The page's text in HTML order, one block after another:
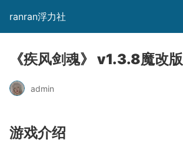
ranran浮力社
《疾风剑魂》 v1.3.8魔改版
admin
游戏介绍